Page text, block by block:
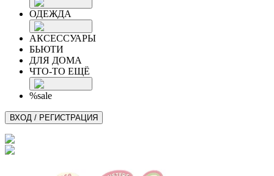
ОДЕЖДА
АКСЕССУАРЫ
БЬЮТИ
ДЛЯ ДОМА
ЧТО-ТО ЕЩЁ
%sale
ВХОД / РЕГИСТРАЦИЯ